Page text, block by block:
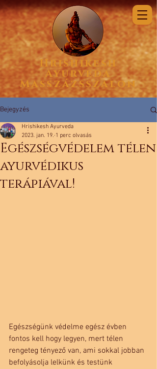
Hrishikesh
Ayurveda
Masszázsszalon
Bejegyzés
Egészségvédelem télen
ayurvédikus
terápiával!
Hrishikesh Ayurveda
2023. jan. 19. 1 perc olvasás
Egészségünk védelme egész évben
fontos kell hogy legyen, mert télen
rengeteg tényező van, ami sokkal jobban
befolyásolja lelkünk és testünk